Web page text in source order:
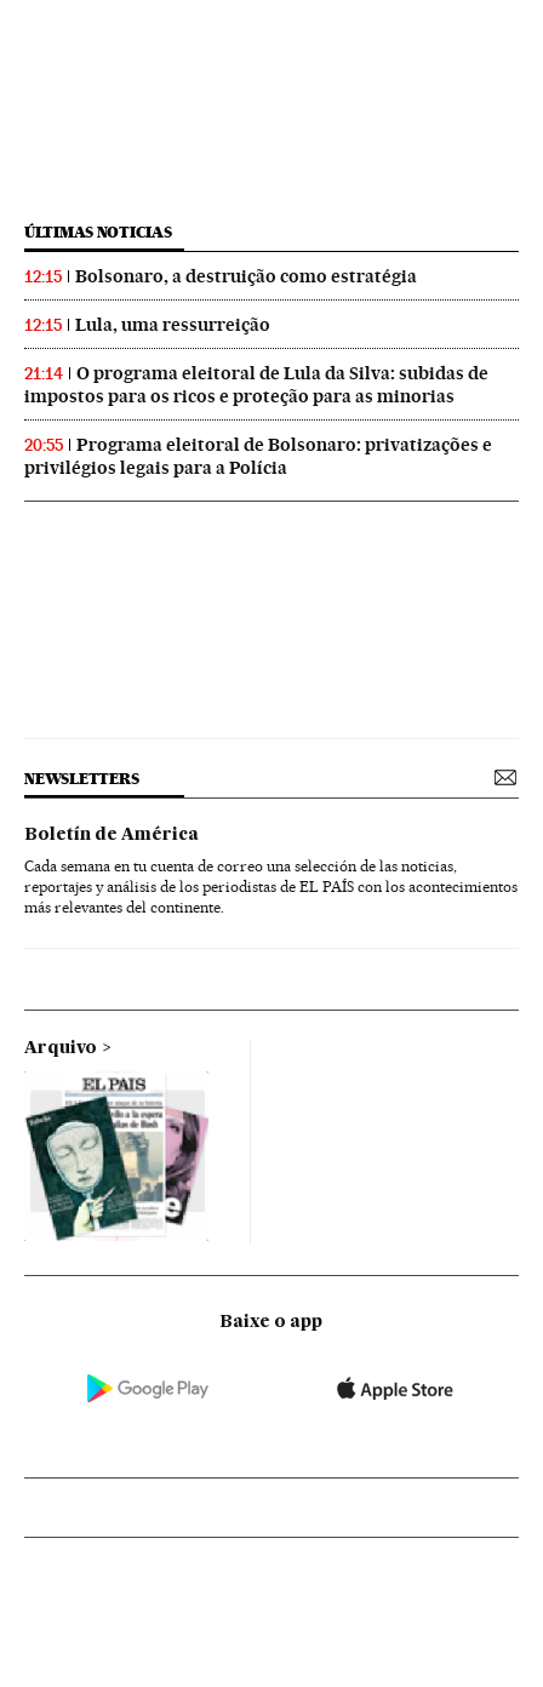
ÚLTIMAS NOTICIAS
12:15 Bolsonaro, a destruição como estratégia
12:15 Lula, uma ressurreição
21:14
O programa eleitoral de Lula da Silva: subidas de
impostos para os ricos e proteção para as minorias
20:55
Programa eleitoral de Bolsonaro: privatizações e
privilégios legais para a Polícia
NEWSLETTERS
Boletín de América
Cada semana en tu cuenta de correo una selección de las noticias,
reportajes y análisis de los periodistas de EL PAÍS con los acontecimientos
más relevantes del continente.
Arquivo
Baixe o app